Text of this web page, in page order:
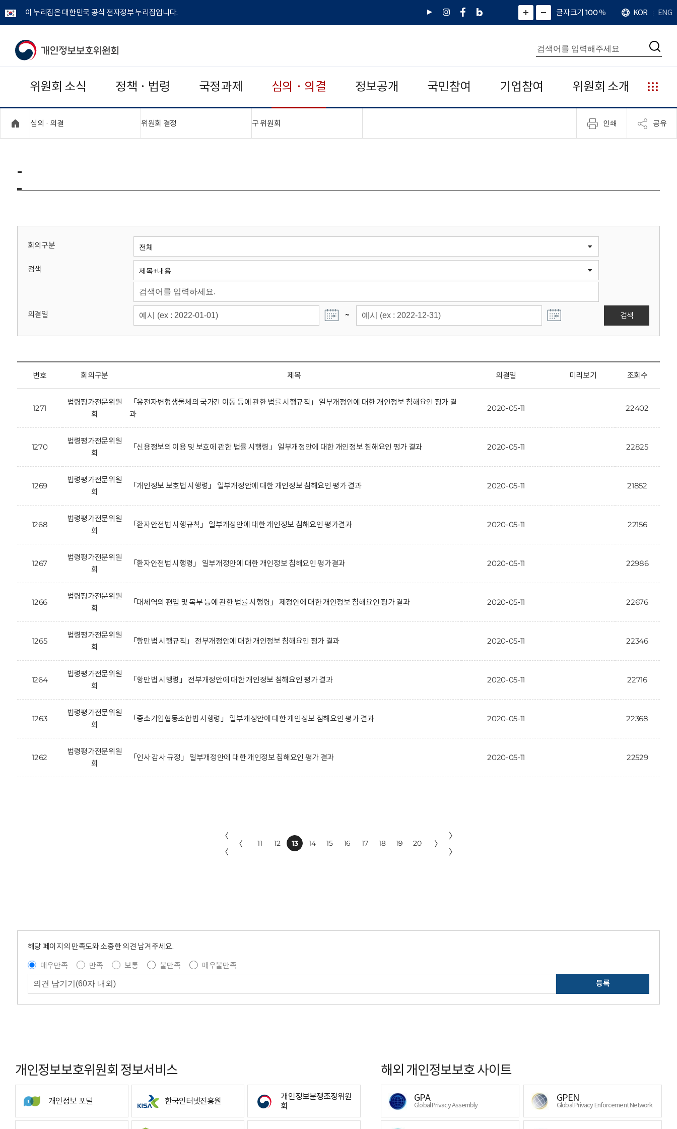
이 누리집은 대한민국 공식 전자정부 누리집입니다.
유
인
페
네
그
)
화
면
면
소
확
대
치
글자크기 100%
언
어
KOR ENG
개
보
보
위
회
통
합
검
색
검
위원회 소식 정책 · 법령 국정과제 심의 · 의결 정보공개 국민참여 기업참여 위원회 소개
누
리
집
안
심의 · 의결 위원회 결정 구 위원회 인쇄 공유
-
회의구분
검색
의결일 ~ 검색
번호 회의구분 제목 의결일 미리보기 조회수
1271
법령평가전문위원
회
「유전자변형생물체의 국가간 이동 등에 관한 법률 시행규칙」 일부개정안에 대한 개인정보 침해요인 평가 결
과
2020-05-11 22402
1270
법령평가전문위원
회
「신용정보의 이용 및 보호에 관한 법률 시행령」 일부개정안에 대한 개인정보 침해요인 평가 결과 2020-05-11 22825
1269
법령평가전문위원
회
「개인정보 보호법 시행령」 일부개정안에 대한 개인정보 침해요인 평가 결과 2020-05-11 21852
1268
법령평가전문위원
회
「환자안전법 시행규칙」 일부개정안에 대한 개인정보 침해요인 평가결과 2020-05-11 22156
1267
법령평가전문위원
회
「환자안전법 시행령」 일부개정안에 대한 개인정보 침해요인 평가결과 2020-05-11 22986
1266
법령평가전문위원
회
「대체역의 편입 및 복무 등에 관한 법률 시행령」 제정안에 대한 개인정보 침해요인 평가 결과 2020-05-11 22676
1265
법령평가전문위원
회
「항만법 시행규칙」 전부개정안에 대한 개인정보 침해요인 평가 결과 2020-05-11 22346
1264
법령평가전문위원
회
「항만법 시행령」 전부개정안에 대한 개인정보 침해요인 평가 결과 2020-05-11 22716
1263
법령평가전문위원
회
「중소기업협동조합법 시행령」 일부개정안에 대한 개인정보 침해요인 평가 결과 2020-05-11 22368
1262
법령평가전문위원
회
「인사 감사 규정」 일부개정안에 대한 개인정보 침해요인 평가 결과 2020-05-11 22529
〈
〈
〈 11 12 13 14 15 16 17 18 19 20 〉
〉
〉
해당 페이지의 만족도와 소중한 의견 남겨주세요.
매우만족
만족 보통 불만족
매우불만족
등록
개인정보보호위원회 정보서비스
개인정보 포털 한국인터넷진흥원
개인정보분쟁조정위원
회
해외 개인정보보호 사이트
GPA
Global Privacy Assembly
GPEN
Global Privacy Enforcement Network